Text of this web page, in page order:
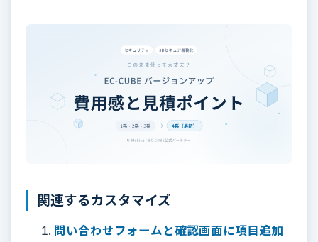
関連するカスタマイズ
問い合わせフォームと確認画面に項目追加